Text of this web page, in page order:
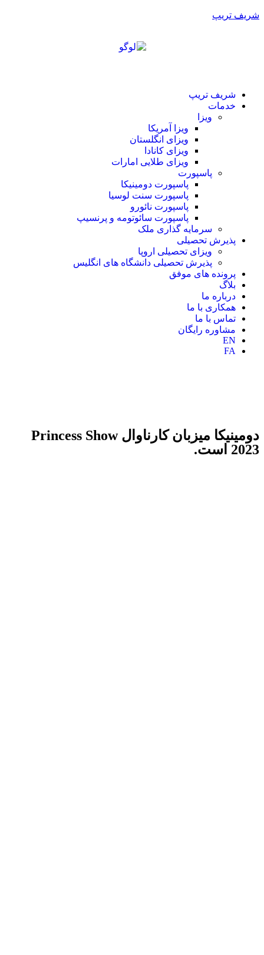
شریف تریپ
شریف تریپ
خدمات
ویزا
ویزا آمریکا
ویزای انگلستان
ویزای کانادا
ویزای طلایی امارات
پاسپورت
پاسپورت دومینیکا
پاسپورت سنت لوسیا
پاسپورت نائورو
پاسپورت سائوتومه و پرنسیپ
سرمایه گذاری ملک
پذیرش تحصیلی
ویزای تحصیلی اروپا
پذیرش تحصیلی دانشگاه های انگلیس
پرونده های موفق
بلاگ
درباره ما
همکاری با ما
تماس با ما
مشاوره رایگان
EN
FA
دومینیکا میزبان کارناوال Princess Show
2023 است.